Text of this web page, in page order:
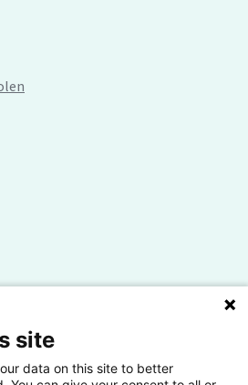
site
data on this site to better